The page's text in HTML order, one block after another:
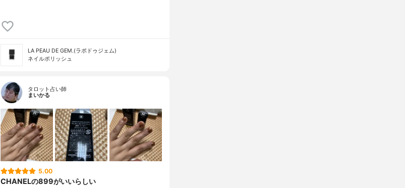
LA PEAU DE GEM.(ラポドゥジェム)
ネイルポリッシュ
タロット占い師
まいかる
5.00
CHANELの899がいいらしい